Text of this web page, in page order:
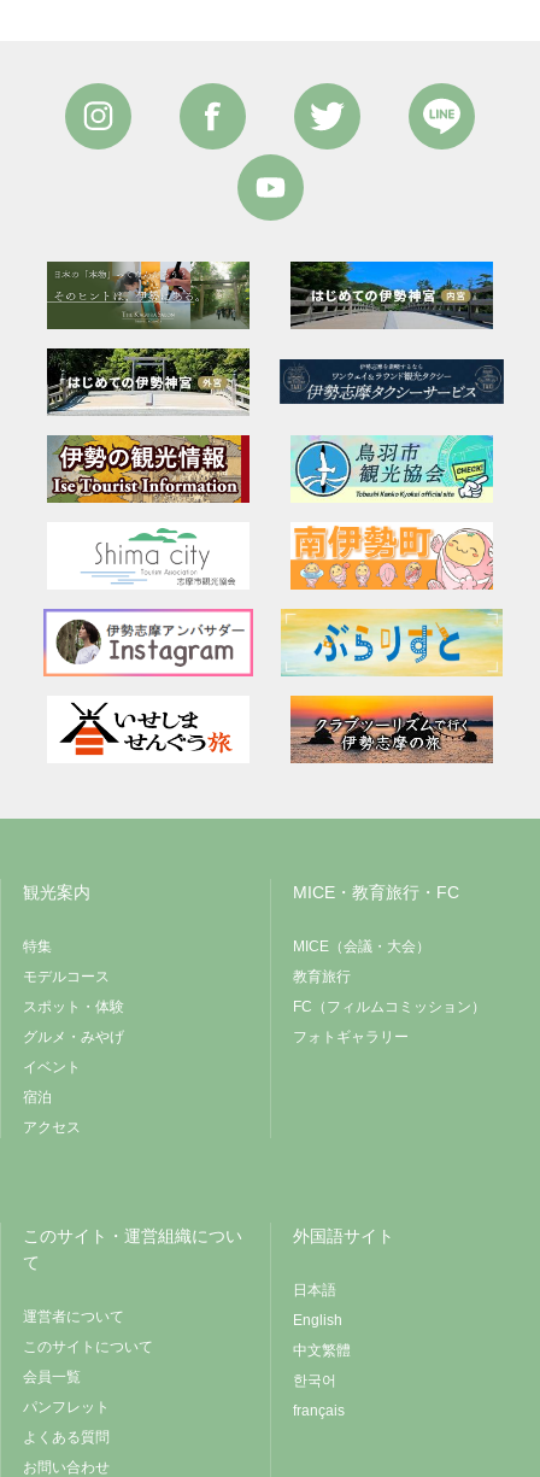
観光案内
特集
モデルコース
スポット・体験
グルメ・みやげ
イベント
宿泊
アクセス
MICE・教育旅行・FC
MICE（会議・大会）
教育旅行
FC（フィルムコミッション）
フォトギャラリー
このサイト・運営組織につい
て
運営者について
このサイトについて
会員一覧
パンフレット
よくある質問
お問い合わせ
外国語サイト
日本語
English
中文繁體
한국어
français